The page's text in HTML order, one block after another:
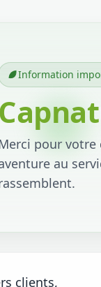
Information
pour
au
clients,